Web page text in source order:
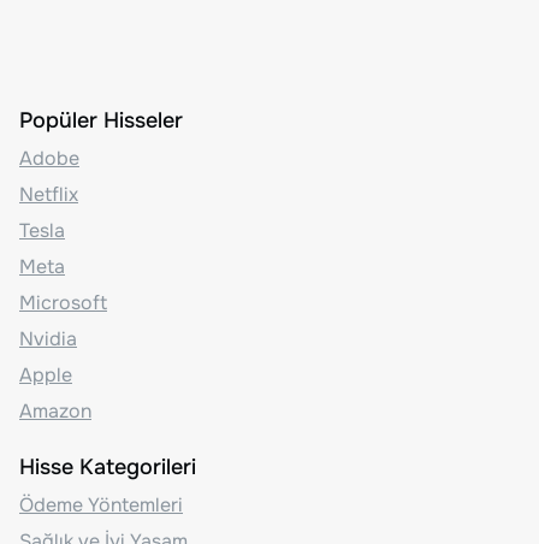
Popüler Hisseler
Adobe
Netflix
Tesla
Meta
Microsoft
Nvidia
Apple
Amazon
Hisse Kategorileri
Ödeme Yöntemleri